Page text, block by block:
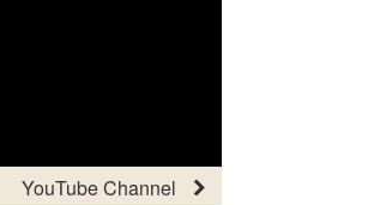
YouTube Channel